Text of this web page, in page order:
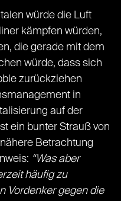
würde die Luft
kämpfen würden,
die gerade mit dem
würde, dass sich
zurückziehen
in
auf der
ein bunter Strauß von
Betrachtung
“Was aber
häufig zu
Vordenker gegen die